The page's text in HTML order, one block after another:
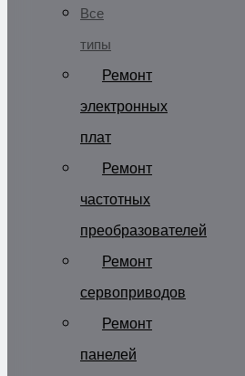
Все
типы
Ремонт
электронных
плат
Ремонт
частотных
преобразователей
Ремонт
сервоприводов
Ремонт
панелей